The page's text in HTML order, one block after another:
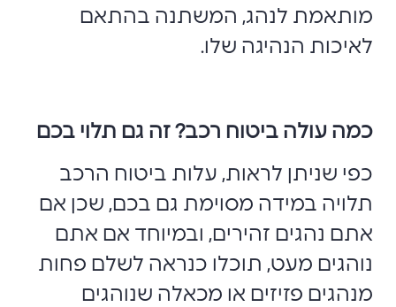
מותאמת לנהג, המשתנה בהתאם
לאיכות הנהיגה שלו.
כמה עולה ביטוח רכב? זה גם תלוי בכם
כפי שניתן לראות, עלות ביטוח הרכב
תלויה במידה מסוימת גם בכם, שכן אם
אתם נהגים זהירים, ובמיוחד אם אתם
נוהגים מעט, תוכלו כנראה לשלם פחות
מנהגים פזיזים או מכאלה שנוהגים